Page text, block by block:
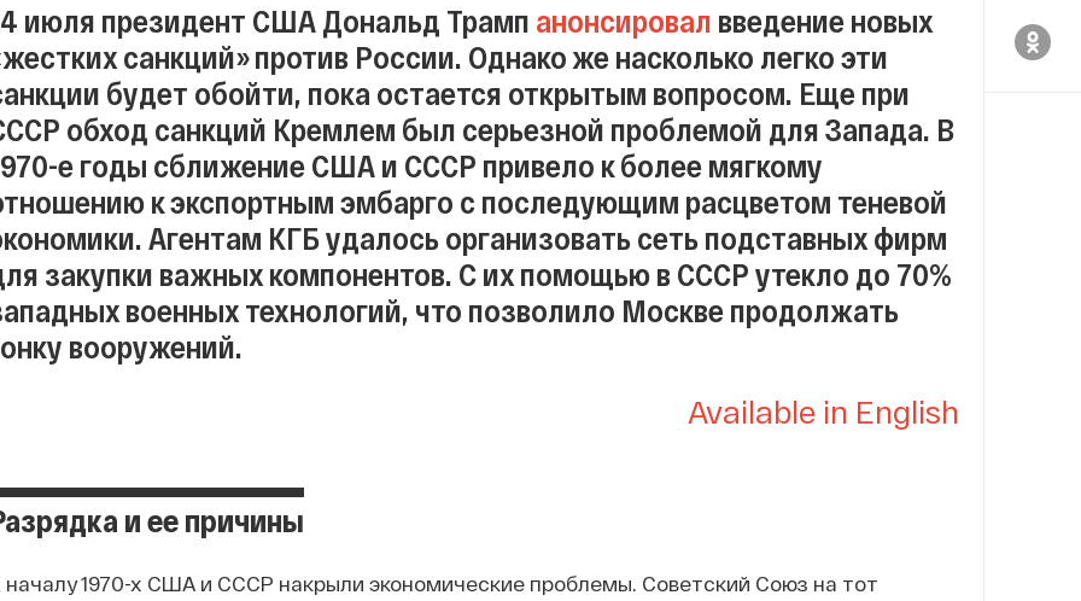
июля президент США Дональд Трамп анонсировал введение новых
санкций» против России. Однако же насколько легко эти
будет обойти, пока остается открытым вопросом. Еще при
обход санкций Кремлем был серьезной проблемой для Запада. В
е годы сближение США и СССР привело к более мягкому
к экспортным эмбарго с последующим расцветом теневой
Агентам КГБ удалось организовать сеть подставных фирм
закупки важных компонентов. С их помощью в СССР утекло до 70%
военных технологий, что позволило Москве продолжать
вооружений.
Available in English
и ее причины
началу 1970-х США и СССР накрыли экономические проблемы. Советский Союз на тот